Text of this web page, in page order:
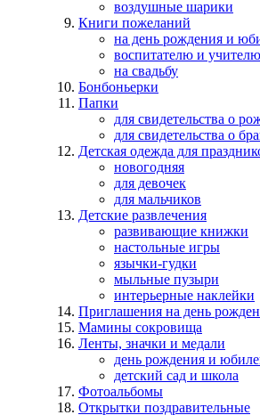
воздушные шарики
Книги пожеланий
на день рождения и
воспитателю и учителю
на свадьбу
Бонбоньерки
Папки
для свидетельства о
для свидетельства о
Детская одежда для
новогодняя
для девочек
для мальчиков
Детские развлечения
развивающие книжки
настольные игры
язычки-гудки
мыльные пузыри
интерьерные наклейки
Приглашения на день
Мамины сокровища
Ленты, значки и медали
день рождения и
детский сад и школа
Фотоальбомы
Открытки поздравительные